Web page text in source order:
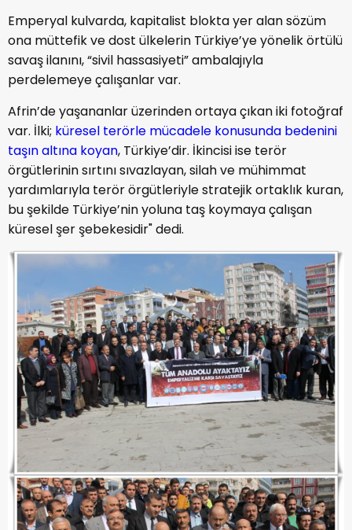
Emperyal kulvarda, kapitalist blokta yer alan sözüm
ona müttefik ve dost ülkelerin Türkiye’ye yönelik örtülü
savaş ilanını, “sivil hassasiyeti” ambalajıyla
perdelemeye çalışanlar var.
Afrin’de yaşananlar üzerinden ortaya çıkan iki fotoğraf
var. İlki; küresel terörle mücadele konusunda bedenini
taşın altına koyan, Türkiye’dir. İkincisi ise terör
örgütlerinin sırtını sıvazlayan, silah ve mühimmat
yardımlarıyla terör örgütleriyle stratejik ortaklık kuran,
bu şekilde Türkiye’nin yoluna taş koymaya çalışan
küresel şer şebekesidir" dedi.